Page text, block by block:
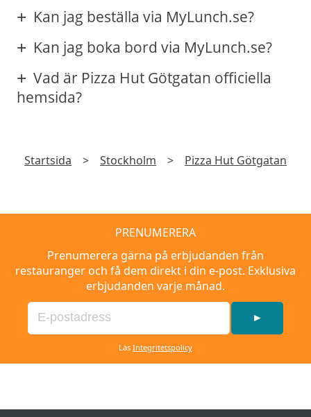
Kan jag beställa via MyLunch.se?
Kan jag boka bord via MyLunch.se?
Vad är Pizza Hut Götgatan officiella
hemsida?
Startsida > Stockholm > Pizza Hut Götgatan
PRENUMERERA
Prenumerera gärna på erbjudanden från
restauranger och få dem direkt i din e-post. Exklusiva
erbjudanden varje månad.
►
Läs Integritetspolicy